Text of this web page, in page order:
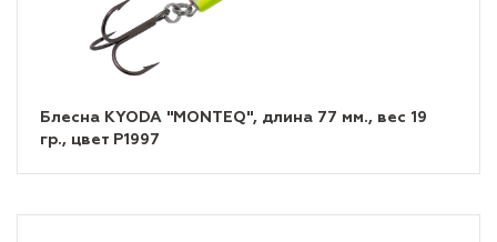
Блесна KYODA "MONTEQ", длина 77 мм., вес 19
гр., цвет P1997